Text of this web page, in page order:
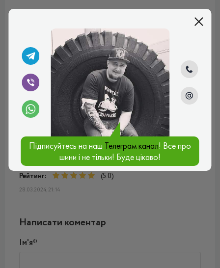
Зручні, тихі, м'які. Особливо подобається їхнє зчеплення
та прохідність на снігу. Шини для драйву та далеких
поїздок
Рейтинг:
(5.0)
01.04.2024, 22:01
Илья
Отличная резина. Ни разу не подводила при
гололедице, износостойкость на самом высоком
уровне
Адекватная цена, износостойкость,
управляемость
Рейтинг:
(5.0)
28.03.2024, 21:14
Написати коментар
Ім'я*
Підписуйтесь на наш Телеграм канал! Все про
шини і не тільки! Буде цікаво!